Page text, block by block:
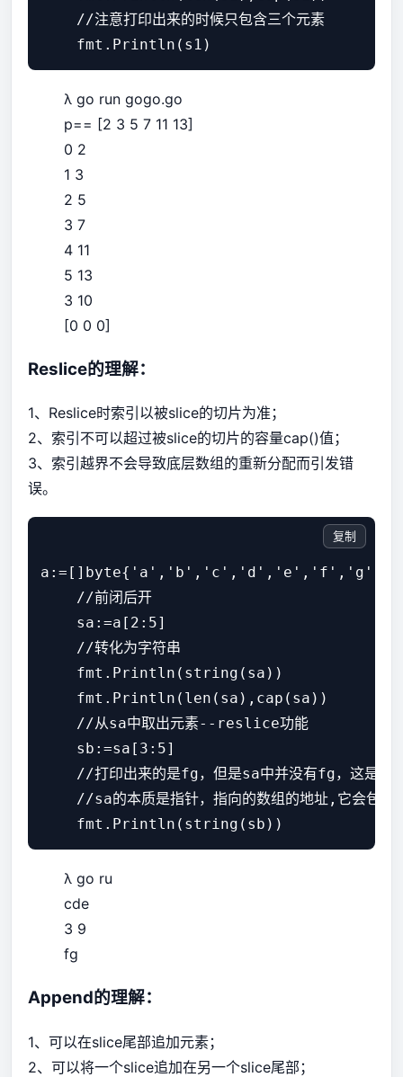
    //注意打印出来的时候只包含三个元素
λ go run gogo.go
p== [2 3 5 7 11 13]
0 2
1 3
2 5
3 7
4 11
5 13
3 10
[0 0 0]
Reslice的理解：
1、Reslice时索引以被slice的切片为准；
2、索引不可以超过被slice的切片的容量cap()值；
3、索引越界不会导致底层数组的重新分配而引发错
误。
    //前闭后开
    sa:=a[2:5]
    //转化为字符串
    fmt.Println(string(sa))
    fmt.Println(len(sa),cap(sa))
    //从sa中取出元素--reslice功能
    sb:=sa[3:5]
//打印出来的是fg，但是sa中并没有fg，这是为
//sa的本质是指针，指向的数组的地址,它会包含
复制
λ go ru
cde
3 9
fg
Append的理解：
1、可以在slice尾部追加元素；
2、可以将一个slice追加在另一个slice尾部；